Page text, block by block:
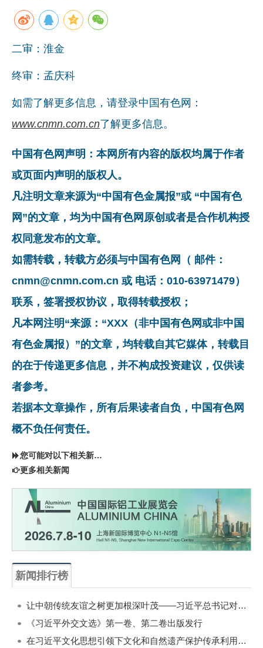
二审：淮金
终审：孟庆科
如需了解更多信息，请登录中国有色网：
www.cnmn.com.cn了解更多信息。
中国有色网声明：本网所有内容的版权均属于作者
或页面内声明的版权人。
凡注明文章来源为“中国有色金属报”或 “中国有色
网”的文章，均为中国有色网原创或者是合作机构授
权同意发布的文章。
如需转载，转载方必须与中国有色网（ 邮件：
cnmn@cnmn.com.cn 或 电话：010-63971479）
联系，签署授权协议，取得转载授权；
凡本网注明“来源：“XXX（非中国有色网或非中国
有色金属报）”的文章，均转载自其它媒体，转载目
的在于传递更多信息，并不构成投资建议，仅供读
者参考。
若据本文章操作，所有后果读者自负，中国有色网
概不负任何责任。
您可能对以下相关新闻同样感兴趣
更多相关新闻
新闻排行榜
让中朝传统友谊之树更加根深叶茂——习近平总书记对朝鲜进行国事访问纪实
《习近平外交文选》第一卷、第二卷出版发行
在习近平文化思想引领下文化和自然遗产保护传承利用工作开创新局面